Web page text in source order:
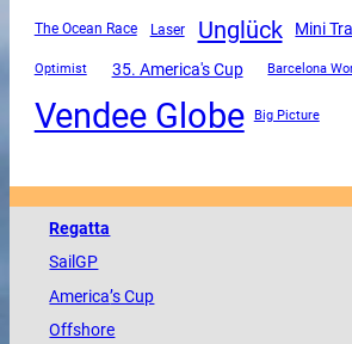
The Ocean Race Laser Unglück Mini
Optimist 35. America's Cup Barcelona
Vendee Globe Big Picture
Regatta
SailGP
America’s Cup
Offshore